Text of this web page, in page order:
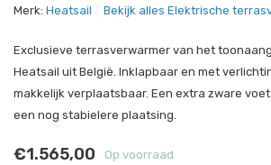
Merk: Heatsail Bekijk alles Elektrische
Exclusieve terrasverwarmer van het
Heatsail uit België. Inklapbaar en met
makkelijk verplaatsbaar. Een extra zware
een nog stabielere plaatsing.
€1.565,00 Op voorraad